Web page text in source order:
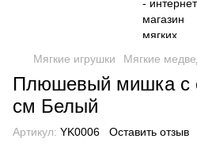
Мягкие игрушки Мягкие
Плюшевый мишка с
см Белый
Артикул: YK0006 Оставить отзыв